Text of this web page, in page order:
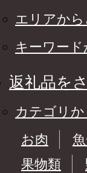
エリアか
キーワー
返礼品を
カテゴリ
お肉
果物類